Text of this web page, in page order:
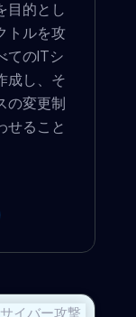
目的とし
トルを攻
てのITシ
成し、そ
の変更制
せること